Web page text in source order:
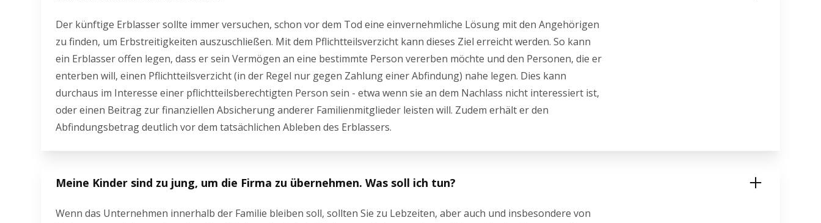
Der künftige Erblasser sollte immer versuchen, schon vor dem Tod eine einvernehmliche Lösung mit den Angehörigen
zu finden, um Erbstreitigkeiten auszuschließen. Mit dem Pflichtteilsverzicht kann dieses Ziel erreicht werden. So kann
ein Erblasser offen legen, dass er sein Vermögen an eine bestimmte Person vererben möchte und den Personen, die er
enterben will, einen Pflichtteilsverzicht (in der Regel nur gegen Zahlung einer Abfindung) nahe legen. Dies kann
durchaus im Interesse einer pflichtteilsberechtigten Person sein - etwa wenn sie an dem Nachlass nicht interessiert ist,
oder einen Beitrag zur finanziellen Absicherung anderer Familienmitglieder leisten will. Zudem erhält er den
Abfindungsbetrag deutlich vor dem tatsächlichen Ableben des Erblassers.
Meine Kinder sind zu jung, um die Firma zu übernehmen. Was soll ich tun?
Wenn das Unternehmen innerhalb der Familie bleiben soll, sollten Sie zu Lebzeiten, aber auch und insbesondere von